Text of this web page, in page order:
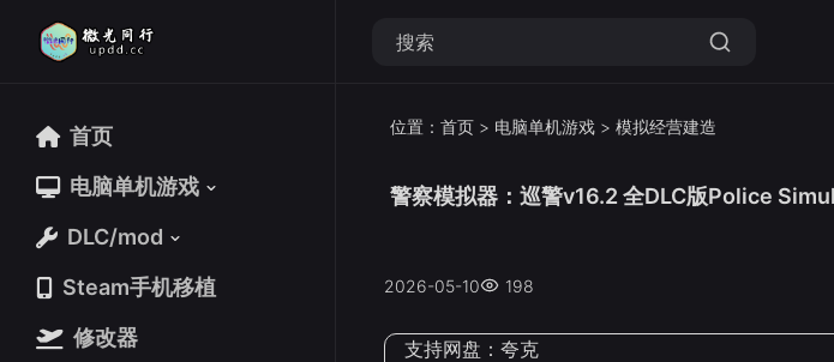
首页
电脑单机游戏
DLC/mod
Steam手机移植
修改器
首页
电脑单机游戏
DLC/mod
Steam手机移植
修改器
位置： 首页 > 电脑单机游戏 > 模拟经营建造
警察模拟器：巡警v16.2 全DLC版Police
2026-05-10 198
支持网盘： 夸克